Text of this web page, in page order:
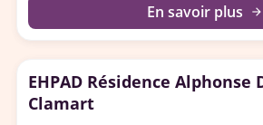
En savoir plus arrow_forward
EHPAD Résidence Alphonse
Clamart